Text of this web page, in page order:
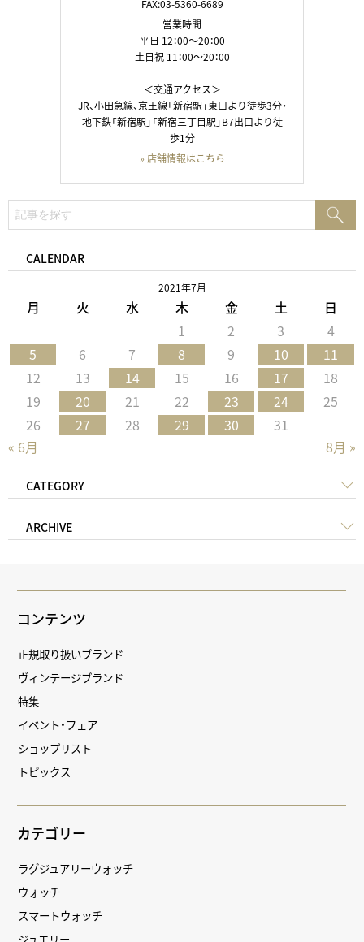
FAX:03-5360-6689
営業時間
平日 12：00～20：00
土日祝 11：00～20：00
＜交通アクセス＞
JR、小田急線、京王線「新宿駅」東口より徒歩3分・
地下鉄「新宿駅」「新宿三丁目駅」B7出口より徒
歩1分
» 店舗情報はこちら
索:
CALENDAR
2021年7月
月 火 水 木 金 土 日
« 6月 8月 »
1 2 3
4
5
6 7 8 9 10
11
12
13 14 15 16 17
18
19
20 21 22 23 24
25
26
27 28 29 30 31
CATEGORY
ARCHIVE
コンテンツ
正規取り扱いブランド
ヴィンテージブランド
特集
イベント・フェア
ショップリスト
トピックス
カテゴリー
ラグジュアリーウォッチ
ウォッチ
スマートウォッチ